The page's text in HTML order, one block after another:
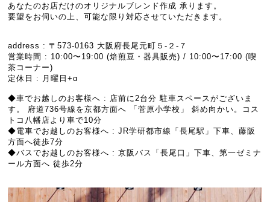
あなたのお店だけのオリジナルブレンド作成 承ります。
要望をお伺いの上、可能な限り対応させていただきます。
address : 〒573-0163 大阪府長尾元町５-２-７
営業時間 : 10:00〜19:00 (焙煎豆・器具販売) / 10:00〜17:00 (喫
茶コーナー)
定休日 : 月曜日+α
◆車でお越しのお客様へ : 店前に2台分 駐車スペースがございま
す。 府道736号線を京都方面へ 「菅原小学校」 斜め向かい。コス
トコ八幡店より車で10分
◆電車でお越しのお客様へ : JR学研都市線「長尾駅」下車、藤阪
方面へ徒歩7分
◆バスでお越しのお客様へ : 京阪バス「長尾口」下車、第一ゼミナ
ール方面へ 徒歩2分